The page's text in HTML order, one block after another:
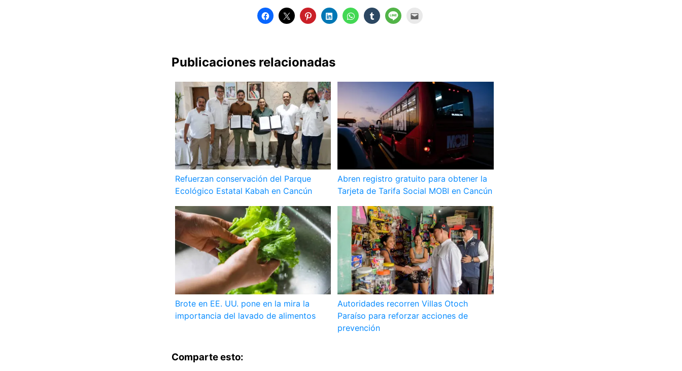
Publicaciones relacionadas
Refuerzan conservación del Parque
Ecológico Estatal Kabah en Cancún
Abren registro gratuito para obtener la
Tarjeta de Tarifa Social MOBI en Cancún
Brote en EE. UU. pone en la mira la
importancia del lavado de alimentos
Autoridades recorren Villas Otoch
Paraíso para reforzar acciones de
prevención
Comparte esto: